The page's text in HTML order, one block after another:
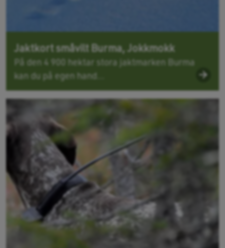
Jaktkort småvilt Burma, Jokkmokk
På den 4 900 hektar stora jaktmarken Burma
kan du på egen hand...